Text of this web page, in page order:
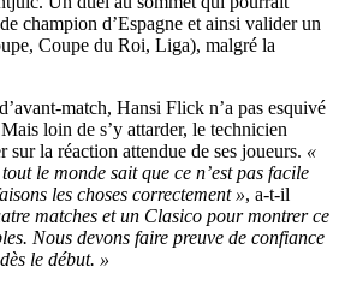
champion d’Espagne et ainsi valider un
Coupe du Roi, Liga), malgré la
match, Hansi Flick n’a pas esquivé
loin de s’y attarder, le technicien
sur la réaction attendue de ses joueurs. «
le monde sait que ce n’est pas facile
les choses correctement », a-t-il
matches et un Clasico pour montrer ce
Nous devons faire preuve de confiance
le début. »